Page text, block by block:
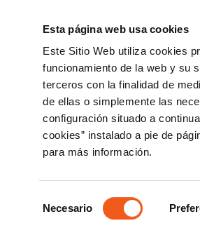
Esta página web usa cookies
Este Sitio Web utiliza cookies
funcionamiento de la web y su
terceros con la finalidad de
de ellas o simplemente las
configuración situado a
cookies” instalado a pie de
para más información.
de
Necesario
PROTECCION DE DATOS
EL 10º
DTO